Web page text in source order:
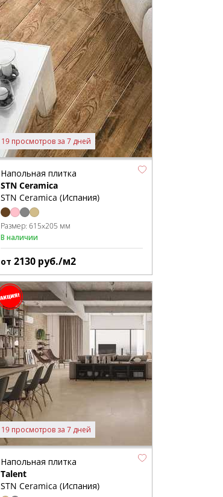
19 просмотров за 7 дней
Напольная плитка
STN Ceramica
STN Ceramica (Испания)
Размер: 615x205 мм
В наличии
от 2130 руб./м2
19 просмотров за 7 дней
Напольная плитка
Talent
STN Ceramica (Испания)